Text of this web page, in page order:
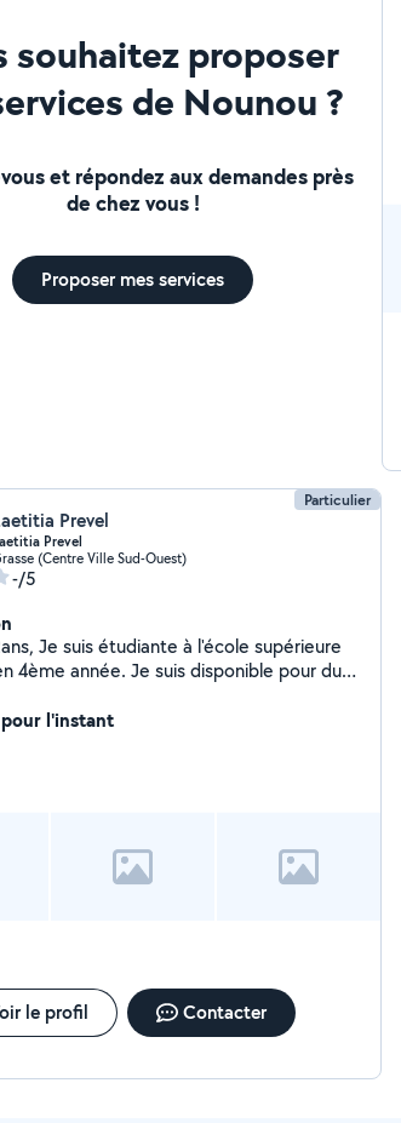
souhaitez proposer
de Nounou ?
et répondez aux demandes près
de chez vous !
Proposer mes services
Particulier
Prevel
Prevel
(Centre Ville Sud-Ouest)
-/5
supérieure
Je suis disponible pour du
l'instant
le profil Contacter